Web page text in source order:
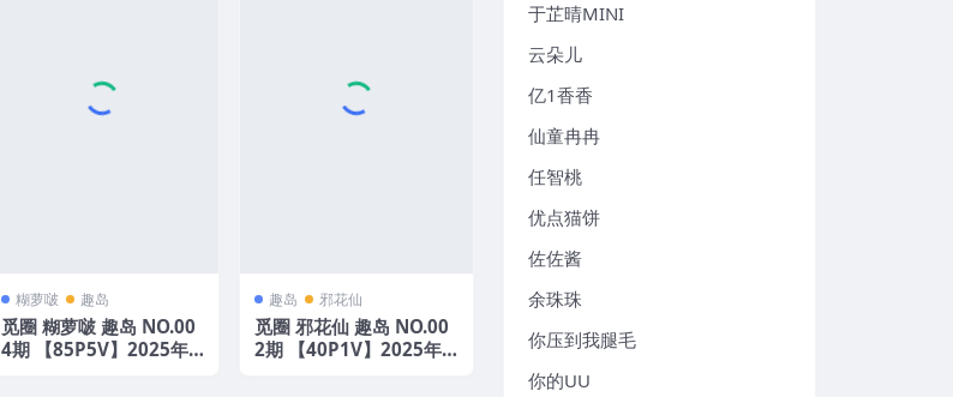
糊萝啵 趣岛
觅圈 糊萝啵 趣岛 NO.00
4期 【85P5V】2025年
趣岛 邪花仙
觅圈 邪花仙 趣岛 NO.00
2期 【40P1V】2025年
于芷晴MINI
云朵儿
亿1香香
仙童冉冉
任智桃
优点猫饼
佐佐酱
余珠珠
你压到我腿毛
你的UU